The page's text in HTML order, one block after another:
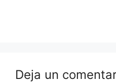
Deja un